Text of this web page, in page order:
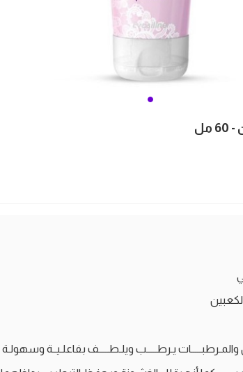
والمـرطبـــــات يـرطـــــب ويلـطـــــف بفاعلـيــة وسهولـة